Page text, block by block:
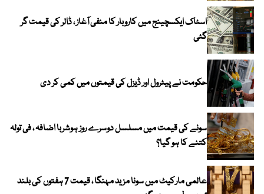
اسٹاک ایکسچینج میں کاروبار کا منفی آغاز ، ڈالر کی قیمت گر
گئی
حکومت نے پیٹرول اور ڈیزل کی قیمتوں میں کمی کر دی
سونے کی قیمت میں مسلسل دوسرے روز ہوشربا اضافہ ، فی تولہ
کتنے کا ہو گیا؟
عالمی مارکیٹ میں سونا مزید مہنگا ، قیمت 7 ہفتوں کی بلند